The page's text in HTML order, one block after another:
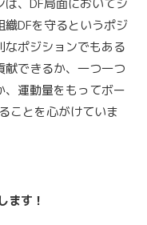
、DF局面においてシ
DFを守るというポジ
なポジションでもある
できるか、一つ一つ
運動量をもってボー
ことを心がけていま
ます！